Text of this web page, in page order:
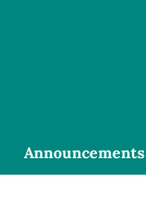
Announcements